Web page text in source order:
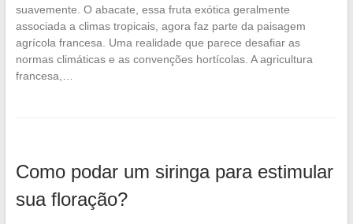
suavemente. O abacate, essa fruta exótica geralmente
associada a climas tropicais, agora faz parte da paisagem
agrícola francesa. Uma realidade que parece desafiar as
normas climáticas e as convenções hortícolas. A agricultura
francesa,…
Como podar um siringa para estimular
sua floração?